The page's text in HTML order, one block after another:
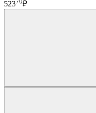
523
₽